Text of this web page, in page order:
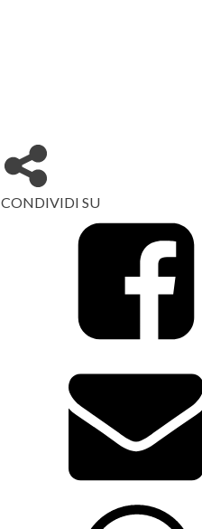
CONDIVIDI SU